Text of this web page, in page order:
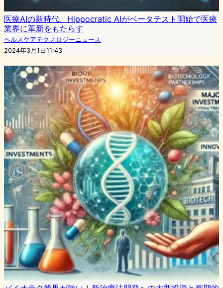
医療AIの新時代、Hippocratic AIがベータテスト開始で医療
業界に革新をもたらす
ヘルスケアテクノロジーニュース
2024年3月1日11:43